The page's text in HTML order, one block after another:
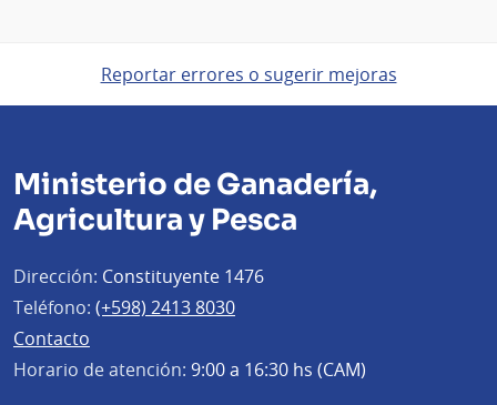
Reportar errores o sugerir mejoras
Ministerio de Ganadería,
Agricultura y Pesca
Dirección: Constituyente 1476
Teléfono: (+598) 2413 8030
Contacto
Horario de atención: 9:00 a 16:30 hs (CAM)